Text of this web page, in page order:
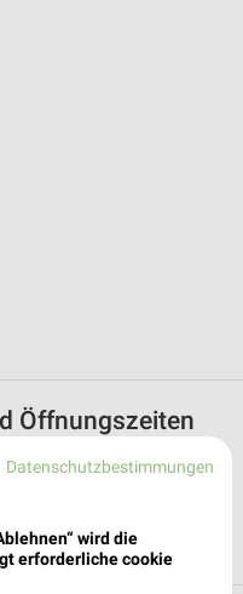
Öffnungszeiten
in der Umgebung von
Datenschutzbestimmungen
wird die
erforderliche cookie